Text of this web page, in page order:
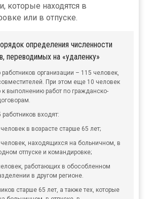
которые находятся в
или в отпуске.
определения численности
переводимых на «удаленку»
организации – 115 человек,
При этом еще 10 человек
к выполнению работ по гражданско-
входят:
в возрасте старше 65 лет;
человек, находящихся на больничном, в
отпуске и командировке;
работающих в обособленном
в другом регионе.
старше 65 лет, а также тех, которые